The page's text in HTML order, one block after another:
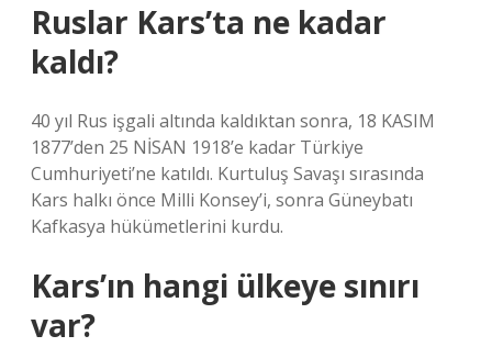
Ruslar Kars’ta ne kadar
kaldı?
40 yıl Rus işgali altında kaldıktan sonra, 18 KASIM
1877’den 25 NİSAN 1918’e kadar Türkiye
Cumhuriyeti’ne katıldı. Kurtuluş Savaşı sırasında
Kars halkı önce Milli Konsey’i, sonra Güneybatı
Kafkasya hükümetlerini kurdu.
Kars’ın hangi ülkeye sınırı
var?